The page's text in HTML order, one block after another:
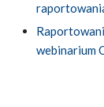
webinarium